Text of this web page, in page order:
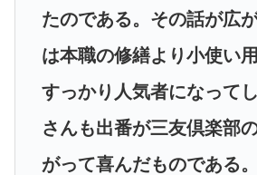
たのである。その話が広
は本職の修繕より小使い
すっかり人気者になって
さんも出番が三友倶楽部
がって喜んだものである。